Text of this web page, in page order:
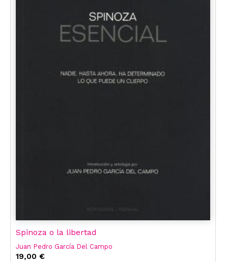
Spinoza o la libertad
Juan Pedro García Del Campo
19,00 €